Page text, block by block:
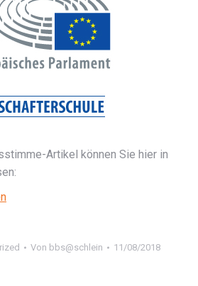
Artikel können Sie hier in
Von bbs@schlein 11/08/2018